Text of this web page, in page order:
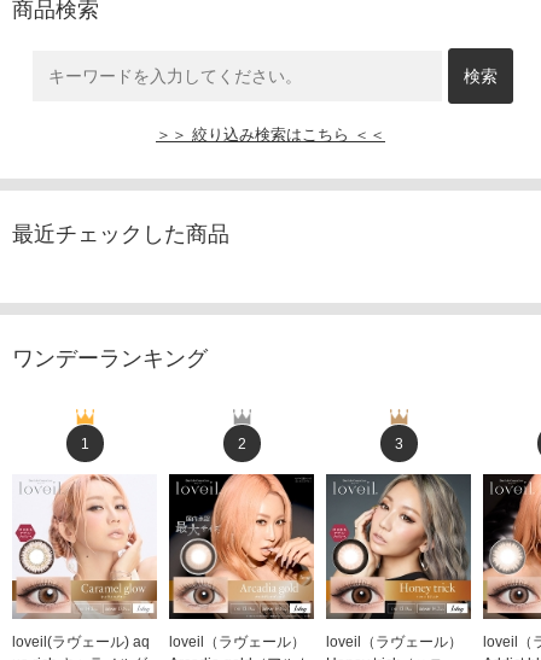
商品検索
＞＞ 絞り込み検索はこちら ＜＜
最近チェックした商品
ワンデーランキング
1
loveil(ラヴェール) aq
2
loveil（ラヴェール）
3
loveil（ラヴェール）
loveil（